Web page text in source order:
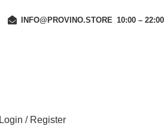
INFO@PROVINO.STORE 10:00 – 22:00
Login / Register